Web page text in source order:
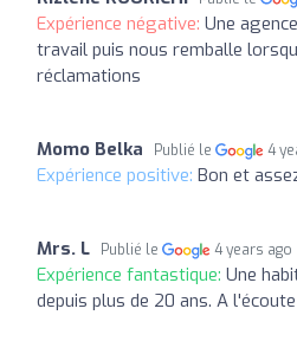
Expérience négative: Une
travail puis nous remballe
réclamations
Momo Belka Publié le 4
Expérience positive: Bon et
Mrs. L Publié le 4 years ago
Expérience fantastique: Une
depuis plus de 20 ans. A